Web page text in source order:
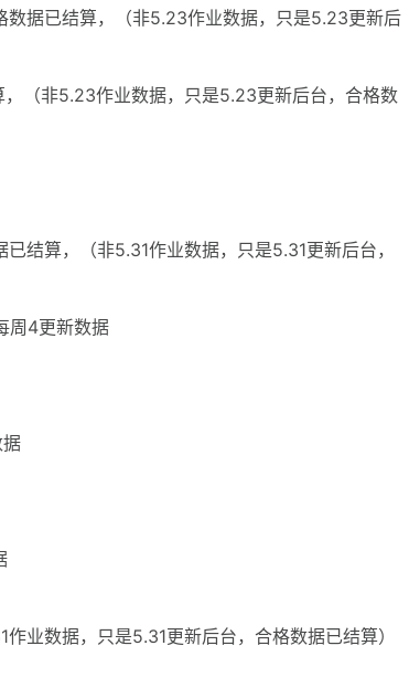
据已结算，（非5.23作业数据，只是5.23更新后
（非5.23作业数据，只是5.23更新后台，合格数
结算，（非5.31作业数据，只是5.31更新后台，
周4更新数据
业数据，只是5.31更新后台，合格数据已结算）